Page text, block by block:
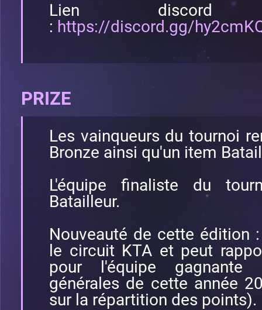
Lien
: https://discord.gg/
PRIZE
Les vainqueurs du tournoi
Bronze ainsi qu'un item
L'équipe finaliste du
Batailleur.
Nouveauté de cette édition
le circuit KTA et peut
pour l'équipe gagnante
générales de cette année
sur la répartition des points).